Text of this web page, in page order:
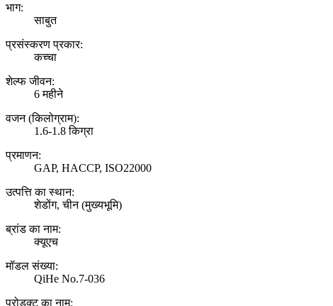
भाग:
साबुत
प्रसंस्करण प्रकार:
कच्चा
शेल्फ जीवन:
6 महीने
वजन (किलोग्राम):
1.6-1.8 किग्रा
प्रमाणन:
GAP, HACCP, ISO22000
उत्पत्ति का स्थान:
शेडोंग, चीन (मुख्यभूमि)
ब्रांड का नाम:
क्यूएच
मॉडल संख्या:
QiHe No.7-036
प्रोडक्ट का नाम: